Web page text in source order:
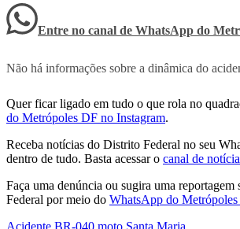
Entre no canal de WhatsApp do
Não há informações sobre a dinâmica do
Quer ficar ligado em tudo o que rola no
do Metrópoles DF no Instagram.
Receba notícias do Distrito Federal no seu
dentro de tudo. Basta acessar o canal de
Faça uma denúncia ou sugira uma
Federal por meio do WhatsApp do
Acidente,BR-040,moto,Santa Maria